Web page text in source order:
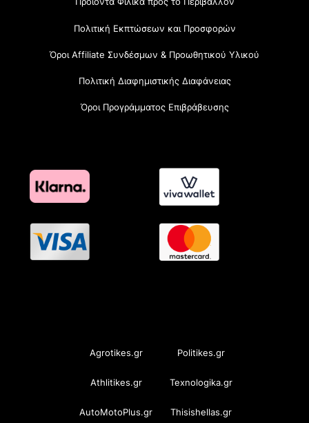
Πολιτική Εκπτώσεων και Προσφορών
Όροι Affiliate Συνδέσμων & Προωθητικού Υλικού
Πολιτική Διαφημιστικής Διαφάνειας
Όροι Προγράμματος Επιβράβευσης
Agrotikes.gr Politikes.gr
Athlitikes.gr Texnologika.gr
AutoMotoPlus.gr Thisishellas.gr